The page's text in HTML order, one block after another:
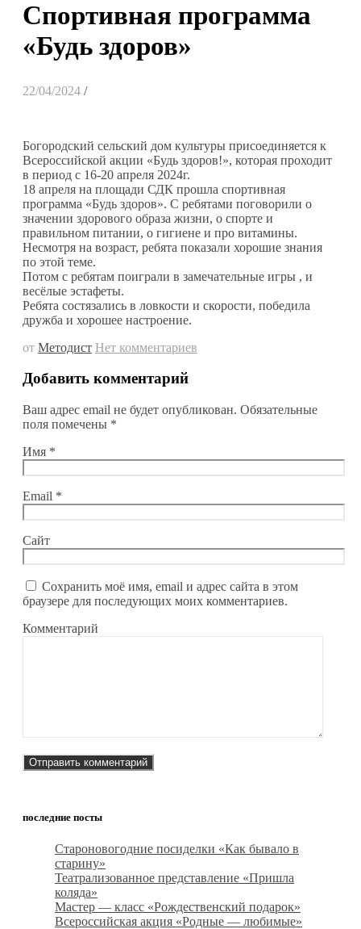
Спортивная программа
«Будь здоров»
22/04/2024 /
Богородский сельский дом культуры присоединяется к
Всероссийской акции «Будь здоров!», которая проходит
в период с 16-20 апреля 2024г.
18 апреля на площади СДК прошла спортивная
программа «Будь здоров». С ребятами поговорили о
значении здорового образа жизни, о спорте и
правильном питании, о гигиене и про витамины.
Несмотря на возраст, ребята показали хорошие знания
по этой теме.
Потом с ребятам поиграли в замечательные игры , и
весёлые эстафеты.
Ребята состязались в ловкости и скорости, победила
дружба и хорошее настроение.
от Методист Нет комментариев
Добавить комментарий
Ваш адрес email не будет опубликован. Обязательные
поля помечены *
Имя *
Email *
Сайт
Сохранить моё имя, email и адрес сайта в этом
браузере для последующих моих комментариев.
Комментарий
последние посты
Староновогодние посиделки «Как бывало в
старину»
Театрализованное представление «Пришла
коляда»
Мастер — класс «Рождественский подарок»
Всероссийская акция «Родные — любимые»